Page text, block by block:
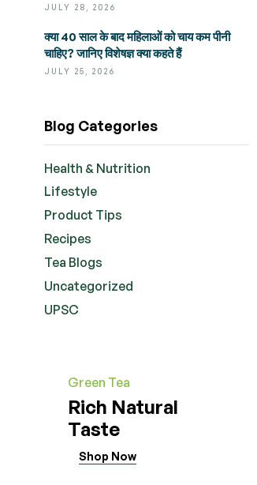
JULY 28, 2026
JULY 25, 2026
क्या 40 साल के बाद महिलाओं को चाय कम पीनी
चाहिए? जानिए विशेषज्ञ क्या कहते हैं
Blog Categories
Health & Nutrition
Lifestyle
Product Tips
Recipes
Tea Blogs
Uncategorized
UPSC
Green Tea
Rich Natural
Taste
Shop Now